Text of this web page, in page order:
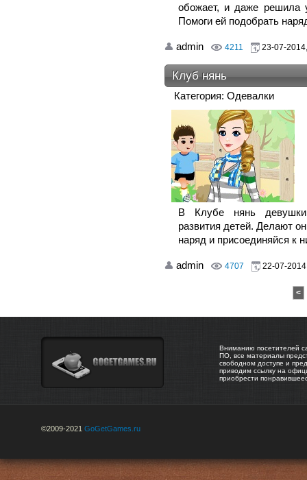
обожает, и даже решила
Помоги ей подобрать
admin 4211 23-07-
Клуб нянь
Категория: Одевалки
В Клубе нянь девушки
развития детей. Делают
наряд и присоединяйся к
admin 4707 22-07-
<
Вниманию посетителей
ПО, все материалы
свободном доступе и
приводим ссылку на
приобрести
©2009-2021 GoGetGames.ru